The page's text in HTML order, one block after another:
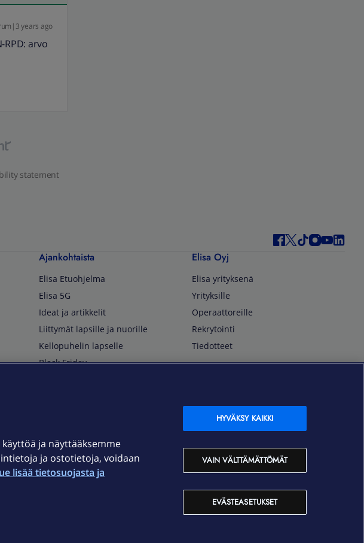
years ago
RPD: arvo
statement
Ajankohtaista
Elisa Etuohjelma
Elisa 5G
Ideat ja artikkelit
Liittymät lapsille ja nuorille
Kellopuhelin lapselle
Black Friday
Elisa Oyj
Elisa yrityksenä
Yrityksille
Operaattoreille
Rekrytointi
Tiedotteet
OmaElisa Self Service
Moving to Finland
Elisa Corporation
Kundtjänst
OmaElisa självbetjäning
ja näyttääksemme
ja ostotietoja, voidaan
lisää tietosuojasta ja
EVÄSTEASETUKSET
VAIN VÄLTTÄMÄTTÖMÄT
HYVÄKSY KAIKKI